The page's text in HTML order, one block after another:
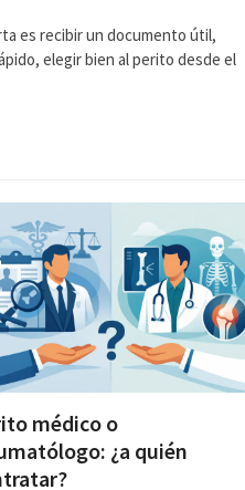
es recibir un documento útil,
elegir bien al perito desde el
médico o
¿a quién